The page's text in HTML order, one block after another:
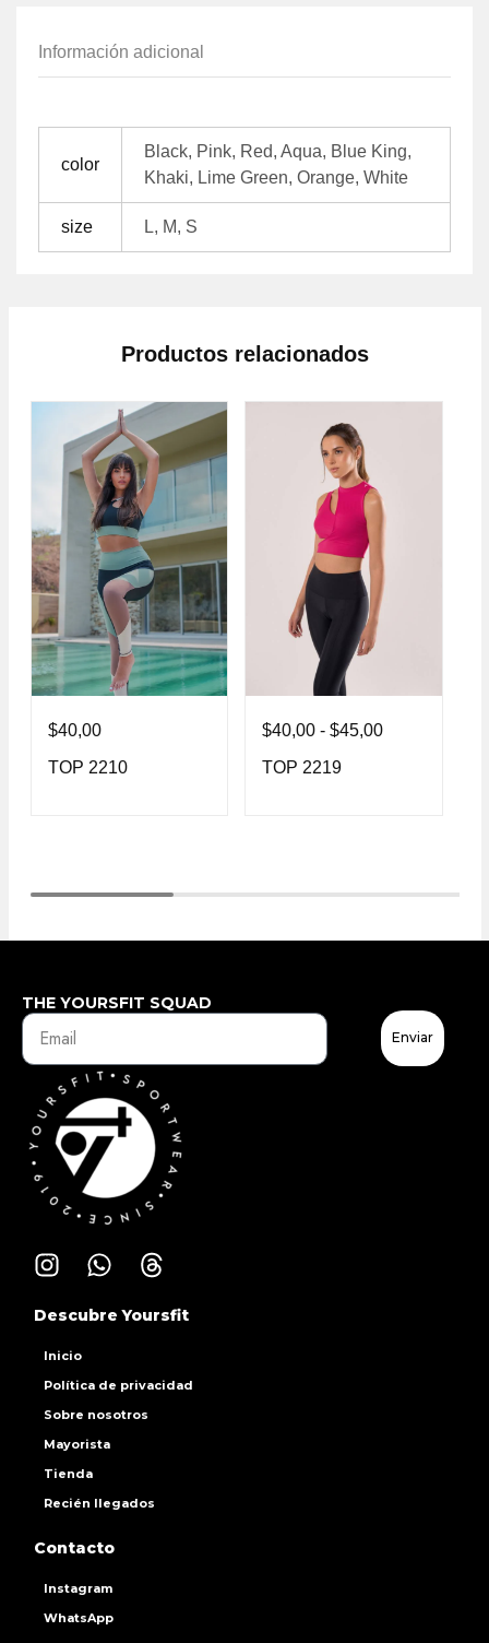
Información adicional
color
Black, Pink, Red, Aqua, Blue King,
Khaki, Lime Green, Orange, White
size L, M, S
Productos relacionados
$40,00
TOP 2210
$40,00 - $45,00
TOP 2219
THE YOURSFIT SQUAD
Enviar
Inicio
Política de privacidad
Sobre nosotros
Mayorista
Tienda
Recién llegados
Descubre Yoursfit
Instagram
WhatsApp
Contacto